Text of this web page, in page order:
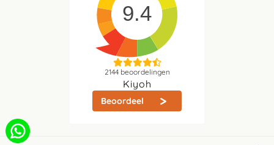
9.4
2144beoordelingen
Kiyoh
Beoordeel